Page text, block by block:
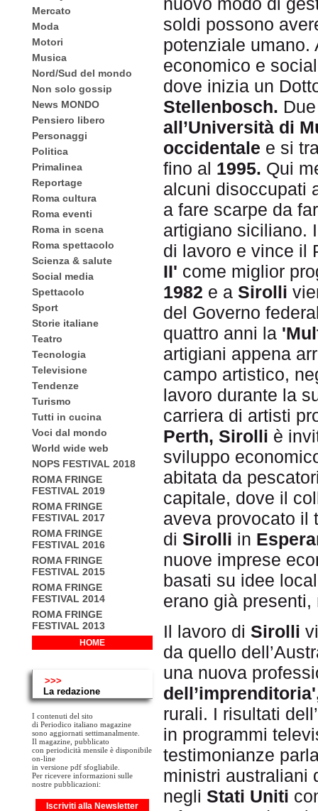
Mercato
Moda
Motori
Musica
Nord/Sud del mondo
Non solo gossip
News MONDO
Pensiero libero
Personaggi
Politica
Primalinea
Reportage
Roma cultura
Roma eventi
Roma in scena
Roma spettacolo
Scienza & salute
Social media
Spettacolo
Sport
Storie italiane
Teatro
Tecnologia
Televisione
Tendenze
Turismo
Tutti in cucina
Voci dal mondo
World wide web
NOPS FESTIVAL 2018
ROMA FRINGE
FESTIVAL 2019
ROMA FRINGE
FESTIVAL 2017
ROMA FRINGE
FESTIVAL 2016
ROMA FRINGE
FESTIVAL 2015
ROMA FRINGE
FESTIVAL 2014
ROMA FRINGE
FESTIVAL 2013
HOME
>>>
La redazione
I contenuti del sito
di Periodico italiano magazine
sono aggiornati settimanalmente.
Il magazine, pubblicato
con periodicità mensile è disponibile
on-line
in versione pdf sfogliabile.
Per ricevere informazioni sulle
nostre pubblicazioni:
Iscriviti alla Newsletter
soldi possono
potenziale umano.
economico e
dove inizia un
Stellenbosch.
all’Università di
occidentale e si
fino al 1995. Qui
alcuni disoccupati
a fare scarpe da
artigiano siciliano.
di lavoro e vince il
II' come miglior
1982 e a Sirolli
del Governo
quattro anni la
artigiani appena
campo artistico,
lavoro durante la
carriera di artisti
Perth, Sirolli è
sviluppo
abitata da
capitale, dove il
aveva provocato il
di Sirolli in
nuove imprese
basati su idee
erano già
Il lavoro di Sirolli
da quello
una nuova
rurali. I risultati
in programmi
testimonianze
ministri australiani
negli Stati Uniti